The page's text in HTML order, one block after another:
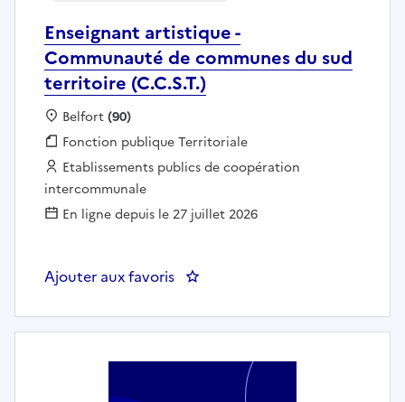
Enseignant artistique -
Communauté de communes du sud
territoire (C.C.S.T.)
Localisation :
Belfort(90)
Fonction publique :
Fonction publique Territoriale
Employeur :
Etablissements publics de coopération
intercommunale
En ligne depuis le 27 juillet 2026
Ajouter aux favoris : Enseignant artistique -